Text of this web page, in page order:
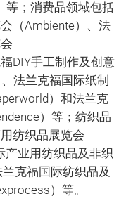
等；消费品领域包括
（Ambiente）、法
DIY手工制作及创意
法兰克福国际纸制
）和法兰克
）等；纺织品
纺织品展览会
产业用纺织品及非织
克福国际纺织品及
）等。